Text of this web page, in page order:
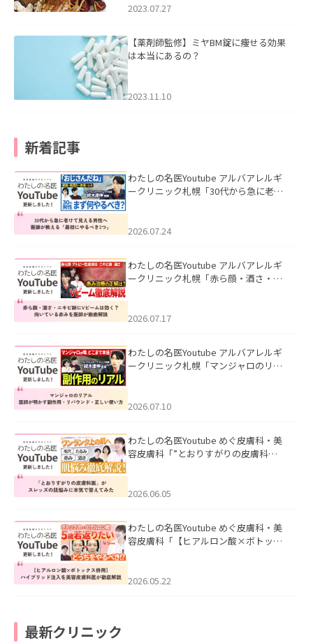
2023.07.27
【薬剤師監修】ミヤBM錠に痩せる効果
は本当にあるの？
2023.11.10
新着記事
わたしの名医Youtube アルバアレルギ
ークリニック札幌「30代から急に老け
た。
2026.07.24
わたしの名医Youtube アルバアレルギ
ークリニック札幌「赤ら顔・酒さ・ニ
した。
2026.07.17
わたしの名医Youtube アルバアレルギ
ークリニック札幌「マンジャロのリア
た。
2026.07.10
わたしの名医Youtube めぐ皮膚科・美
容皮膚科「”とおりすがりの皮膚科
2026.06.05
わたしの名医Youtube めぐ皮膚科・美
容皮膚科「【ヒアルロン酸×ボトック
た。
2026.05.22
最新クリニック